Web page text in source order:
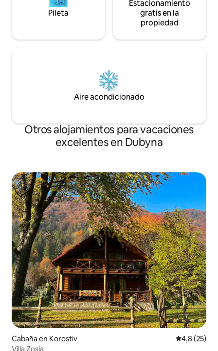
Pileta
Estacionamiento
gratis en la
propiedad
Aire acondicionado
Otros alojamientos para vacaciones
excelentes en Dubyna
Cabaña en Korostiv Calificación
4,8 (25)
Villa Zosia